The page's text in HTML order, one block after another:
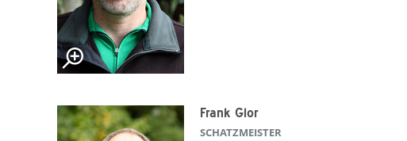
Frank Glor
SCHATZMEISTER